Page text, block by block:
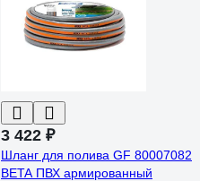
3 422 ₽
Шланг для полива GF 80007082
BETA ПВХ армированный